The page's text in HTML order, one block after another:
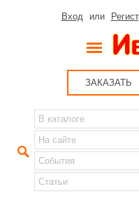
Вход или
ЗАКАЗАТЬ